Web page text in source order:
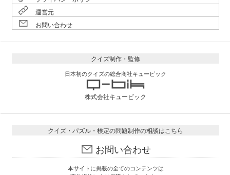
運営元
お問い合わせ
クイズ制作・監修
日本初のクイズの総合商社キュービック
株式会社キュービック
クイズ・パズル・検定の問題制作の相談はこちら
お問い合わせ
本サイトに掲載の全てのコンテンツは